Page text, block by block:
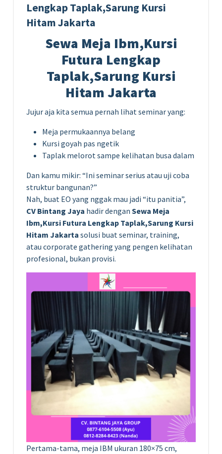
Lengkap Taplak,Sarung Kursi
Hitam Jakarta
Sewa Meja Ibm,Kursi
Futura Lengkap
Taplak,Sarung Kursi
Hitam Jakarta
Jujur aja kita semua pernah lihat seminar yang:
Meja permukaannya belang
Kursi goyah pas ngetik
Taplak melorot sampe kelihatan busa dalam
Dan kamu mikir: “Ini seminar serius atau uji coba
struktur bangunan?”
Nah, buat EO yang nggak mau jadi “itu panitia”,
CV Bintang Jaya hadir dengan Sewa Meja
Ibm,Kursi Futura Lengkap Taplak,Sarung Kursi
Hitam Jakarta solusi buat seminar, training,
atau corporate gathering yang pengen kelihatan
profesional, bukan provisi.
Pertama-tama, meja IBM ukuran 180×75 cm,